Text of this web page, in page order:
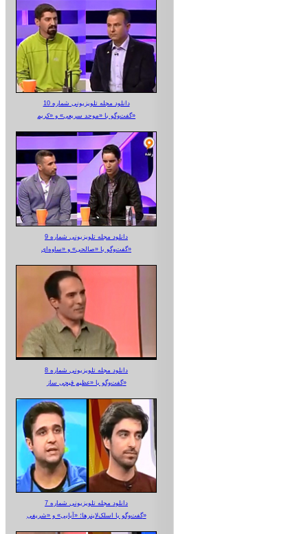
دانلود مجله تلویزیونی شماره 10
گفت‌وگو با «موحد سریعی» و «کریم»
دانلود مجله تلویزیونی شماره 9
گفت‌وگو با «صالحی» و «ساوه‌ای»
دانلود مجله تلویزیونی شماره 8
گفت‌وگو با «عظیم قیچی ساز»
دانلود مجله تلویزیونی شماره 7
گفت‌وگو با اسلک‌لاینرها؛ «آبایی» و «شریفی»